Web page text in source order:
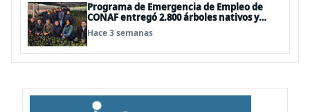
Programa de Emergencia de Empleo de
CONAF entregó 2.800 árboles nativos y
ornamentales a siete comunas de la región
de O’Higgins
Hace 3 semanas